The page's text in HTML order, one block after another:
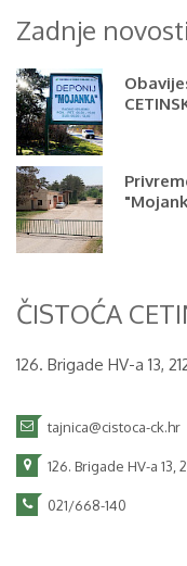
Zadnje novosti
ČISTOĆA
126. Brigade HV-a 13,
tajnica@cistoca-ck.hr
126. Brigade HV-a 13,
021/668-140